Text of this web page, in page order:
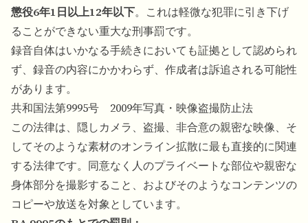
懲役6年1日以上12年以下。これは軽微な犯罪に引き下げ
ることができない重大な刑事罰です。
録音自体はいかなる手続きにおいても証拠として認められ
ず、録音の内容にかかわらず、作成者は訴追される可能性
があります。
共和国法第9995号 2009年写真・映像盗撮防止法
この法律は、隠しカメラ、盗撮、非合意の親密な映像、そ
してそのような素材のオンライン拡散に最も直接的に関連
する法律です。同意なく人のプライベートな部位や親密な
身体部分を撮影すること、およびそのようなコンテンツの
コピーや放送を対象としています。